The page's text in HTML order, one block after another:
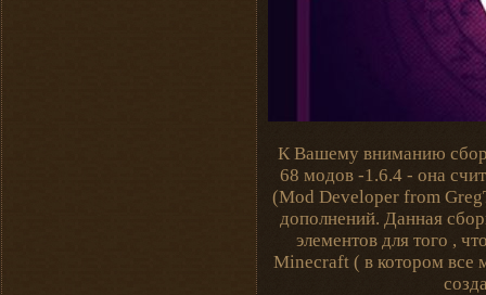
К Вашему вниманию
68 модов -1.6.4 - она
(Mod Developer from
дополнений. Данная
элементов для того ,
Minecraft ( в котором все